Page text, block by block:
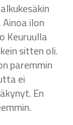
ilon
Keuruulla
sitten oli.
paremmin
ei
En